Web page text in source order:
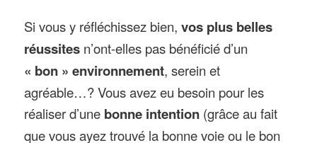
Si vous y réfléchissez bien,vos plus belles
réussites n’ont-elles pas bénéficié d’un
« bon » environnement, serein et
agréable…? Vous avez eu besoin pour les
réaliser d’une bonne intention (grâce au fait
que vous ayez trouvé la bonne voie ou le bon